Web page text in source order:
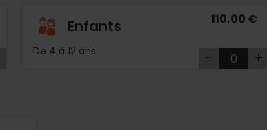
Enfants
De 4 à 12 ans
110,00 €
- +